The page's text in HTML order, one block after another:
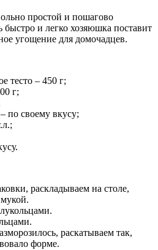
простой и пошагово
и легко хозяюшка поставит
угощение для домочадцев.
тесто – 450 г;
г;
по своему вкусу;
раскладываем на столе,
раскатываем так,
форме.